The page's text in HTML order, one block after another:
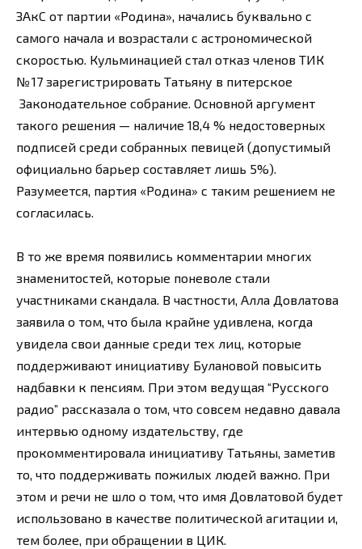
ЗАкС от партии «Родина», начались буквально с
самого начала и возрастали с астрономической
скоростью. Кульминацией стал отказ членов ТИК
№ 17 зарегистрировать Татьяну в питерское
Законодательное собрание. Основной аргумент
такого решения — наличие 18,4 % недостоверных
подписей среди собранных певицей (допустимый
официально барьер составляет лишь 5%).
Разумеется, партия «Родина» с таким решением не
согласилась.
В то же время появились комментарии многих
знаменитостей, которые поневоле стали
участниками скандала. В частности, Алла Довлатова
заявила о том, что была крайне удивлена, когда
увидела свои данные среди тех лиц, которые
поддерживают инициативу Булановой повысить
надбавки к пенсиям. При этом ведущая “Русского
радио” рассказала о том, что совсем недавно давала
интервью одному издательству, где
прокомментировала инициативу Татьяны, заметив
то, что поддерживать пожилых людей важно. При
этом и речи не шло о том, что имя Довлатовой будет
использовано в качестве политической агитации и,
тем более, при обращении в ЦИК.